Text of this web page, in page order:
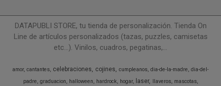
DATAPUBLI STORE, tu tienda de personalización. Tienda On
Line de artículos personalizados (tazas, puzzles, camisetas
etc...). Vinilos, cuadros, pegatinas,...
amor cantantes celebraciones cojines cumpleanos dia-de-la-madre dia-del-
padre graduacion halloween hardrock hogar laser llaveros mascotas